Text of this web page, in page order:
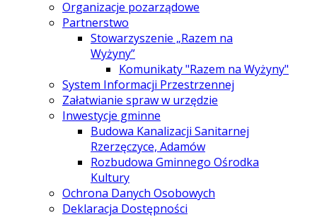
Organizacje pozarządowe
Partnerstwo
Stowarzyszenie „Razem na
Wyżyny”
Komunikaty "Razem na Wyżyny"
System Informacji Przestrzennej
Załatwianie spraw w urzędzie
Inwestycje gminne
Budowa Kanalizacji Sanitarnej
Rzerzęczyce, Adamów
Rozbudowa Gminnego Ośrodka
Kultury
Ochrona Danych Osobowych
Deklaracja Dostępności